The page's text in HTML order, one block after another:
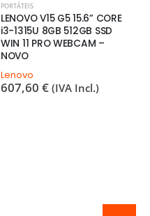
PORTÁTEIS
LENOVO V15 G5 15.6” CORE
i3-1315U 8GB 512GB SSD
WIN 11 PRO WEBCAM –
NOVO
Lenovo
607,60 € (IVA Incl.)